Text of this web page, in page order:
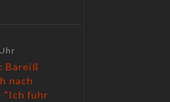
Bareiß
nach
"Ich fuhr